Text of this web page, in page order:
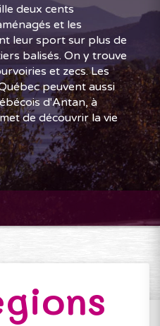
deux cents
et les
leur sport sur plus de
balisés. On y trouve
et zecs. Les
peuvent aussi
d'Antan, à
de découvrir la vie